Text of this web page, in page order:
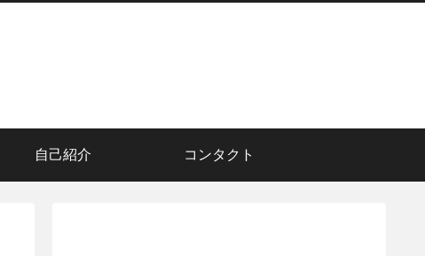
自己紹介 コンタクト